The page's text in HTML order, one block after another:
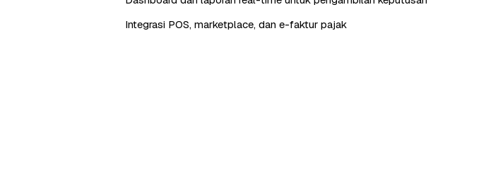
Integrasi POS, marketplace, dan e-faktur pajak